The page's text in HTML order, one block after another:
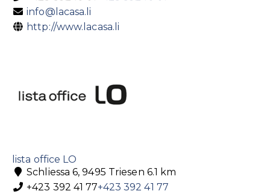
info@lacasa.li
http://www.lacasa.li
lista office LO
Schliessa 6, 9495 Triesen 6.1 km
+423 392 41 77+423 392 41 77